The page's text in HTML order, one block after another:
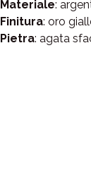
Materiale:
Finitura: oro
Pietra: agata